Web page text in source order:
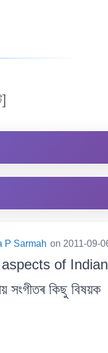
P Sarmah on 2011-09-
of Indian
কিছু বিষয়ক